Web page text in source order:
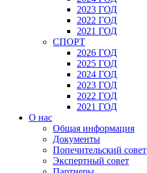
2023 ГОД
2022 ГОД
2021 ГОД
СПОРТ
2026 ГОД
2025 ГОД
2024 ГОД
2023 ГОД
2022 ГОД
2021 ГОД
О нас
Общая информация
Документы
Попечительский совет
Экспертный совет